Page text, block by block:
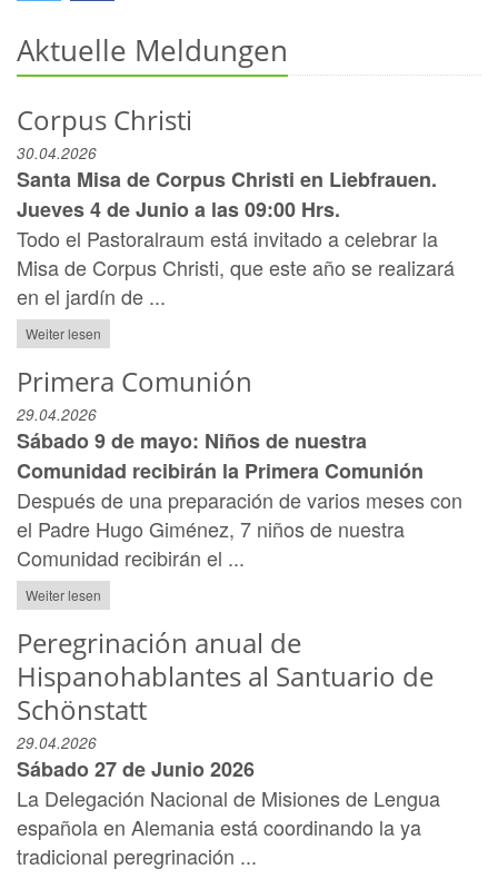
Aktuelle Meldungen
Corpus Christi
30.04.2026
Santa Misa de Corpus Christi en Liebfrauen.
Jueves 4 de Junio a las 09:00 Hrs.
Todo el Pastoralraum está invitado a celebrar la
Misa de Corpus Christi, que este año se realizará
en el jardín de ...
Weiter lesen
Primera Comunión
29.04.2026
Sábado 9 de mayo: Niños de nuestra
Comunidad recibirán la Primera Comunión
Después de una preparación de varios meses con
el Padre Hugo Giménez, 7 niños de nuestra
Comunidad recibirán el ...
Weiter lesen
Peregrinación anual de
Hispanohablantes al Santuario de
Schönstatt
29.04.2026
Sábado 27 de Junio 2026
La Delegación Nacional de Misiones de Lengua
española en Alemania está coordinando la ya
tradicional peregrinación ...